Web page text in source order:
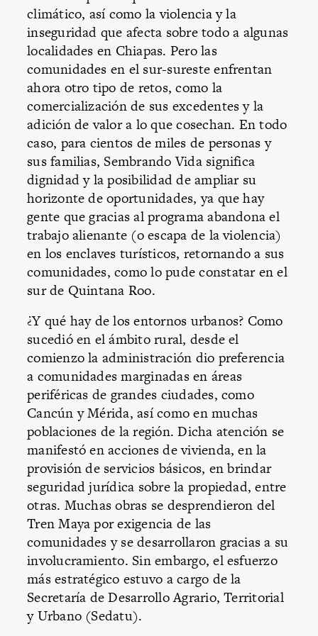
climático, así como la violencia y la
inseguridad que afecta sobre todo a algunas
localidades en Chiapas. Pero las
comunidades en el sur-sureste enfrentan
ahora otro tipo de retos, como la
comercialización de sus excedentes y la
adición de valor a lo que cosechan. En todo
caso, para cientos de miles de personas y
sus familias, Sembrando Vida significa
dignidad y la posibilidad de ampliar su
horizonte de oportunidades, ya que hay
gente que gracias al programa abandona el
trabajo alienante (o escapa de la violencia)
en los enclaves turísticos, retornando a sus
comunidades, como lo pude constatar en el
sur de Quintana Roo.
¿Y qué hay de los entornos urbanos? Como
sucedió en el ámbito rural, desde el
comienzo la administración dio preferencia
a comunidades marginadas en áreas
periféricas de grandes ciudades, como
Cancún y Mérida, así como en muchas
poblaciones de la región. Dicha atención se
manifestó en acciones de vivienda, en la
provisión de servicios básicos, en brindar
seguridad jurídica sobre la propiedad, entre
otras. Muchas obras se desprendieron del
Tren Maya por exigencia de las
comunidades y se desarrollaron gracias a su
involucramiento. Sin embargo, el esfuerzo
más estratégico estuvo a cargo de la
Secretaría de Desarrollo Agrario, Territorial
y Urbano (Sedatu).